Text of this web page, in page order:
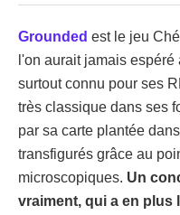
Grounded est le jeu
l'on aurait jamais
surtout connu pour ses
très classique dans ses
par sa carte plantée
transfigurés grâce au
microscopiques. Un
vraiment, qui a en plus